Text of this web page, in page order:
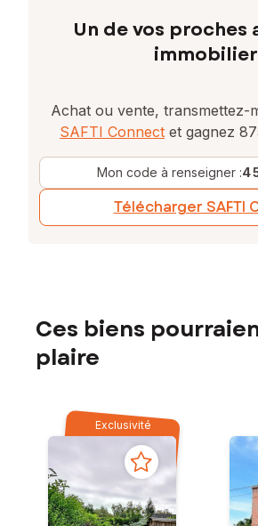
Un de vos proches
Achat ou vente, transmettez-
SAFTI Connect et gagnez
Mon code à renseigner :
Télécharger SAFTI
Ces biens
plaire
Exclusivité